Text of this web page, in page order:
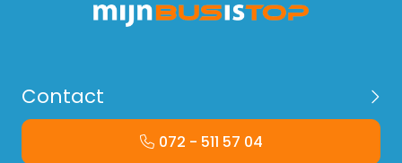
Contact
072 - 511 57 04